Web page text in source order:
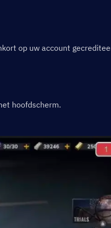
op uw account
hoofdscherm.